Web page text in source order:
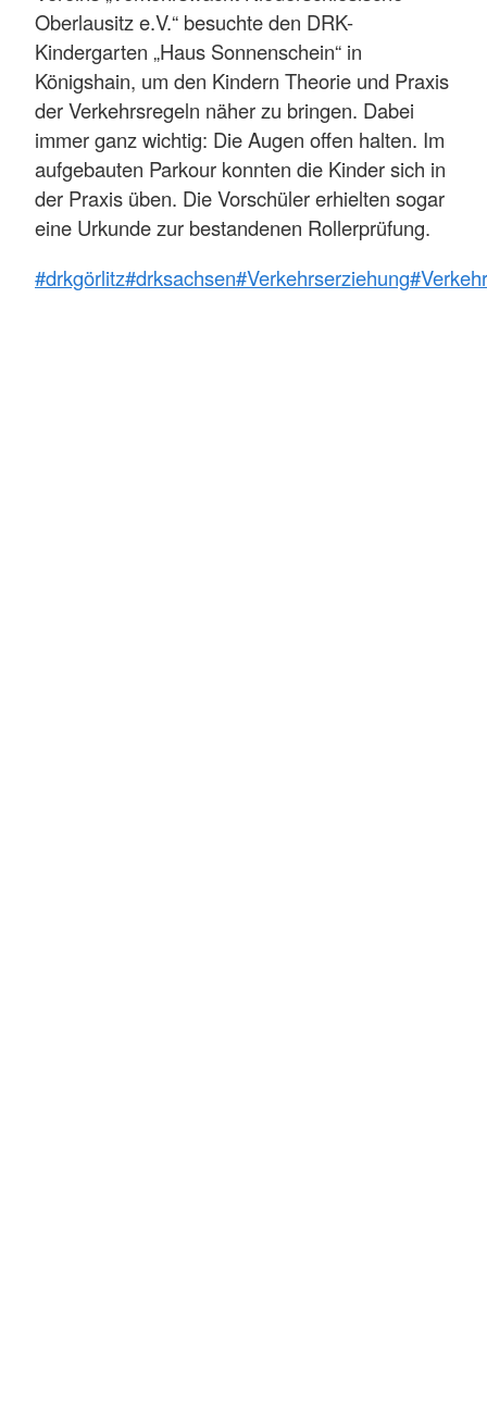
Oberlausitz e.V.“ besuchte den DRK-
Kindergarten „Haus Sonnenschein“ in
Königshain, um den Kindern Theorie und Praxis
der Verkehrsregeln näher zu bringen. Dabei
immer ganz wichtig: Die Augen offen halten. Im
aufgebauten Parkour konnten die Kinder sich in
der Praxis üben. Die Vorschüler erhielten sogar
eine Urkunde zur bestandenen Rollerprüfung.
#drkgörlitz#drksachsen#Verkehrserziehung